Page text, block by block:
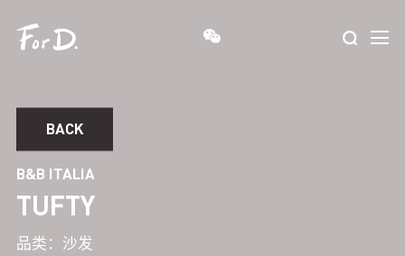
BACK
B&B ITALIA
TUFTY
品类： 沙发